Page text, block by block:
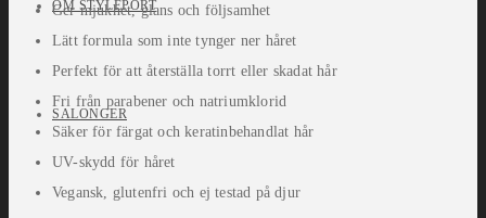
OM STYLEPORT
SALONGER
Ger mjukhet, glans och följsamhet
Lätt formula som inte tynger ner håret
Perfekt för att återställa torrt eller skadat hår
Fri från parabener och natriumklorid
Säker för färgat och keratinbehandlat hår
UV-skydd för håret
Vegansk, glutenfri och ej testad på djur